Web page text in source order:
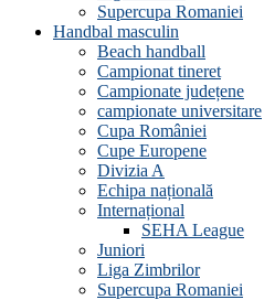
Supercupa Romaniei
Handbal masculin
Beach handball
Campionat tineret
Campionate județene
campionate universitare
Cupa României
Cupe Europene
Divizia A
Echipa națională
Internațional
SEHA League
Juniori
Liga Zimbrilor
Supercupa Romaniei